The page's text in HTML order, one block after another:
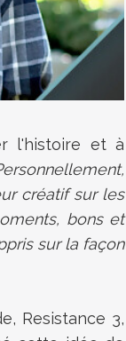
l'histoire et à
créatif sur les
bons et
sur la façon
Resistance 3,